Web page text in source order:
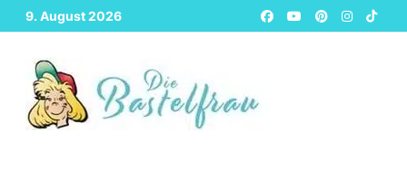
Zurück
zum
Inhalt
9. August 2026